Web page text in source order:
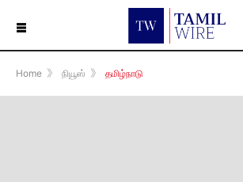
☰
Home 》 நியூஸ் 》 தமிழ்நாடு